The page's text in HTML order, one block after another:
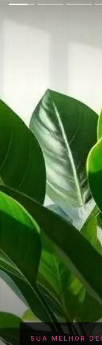
SUA MELHOR